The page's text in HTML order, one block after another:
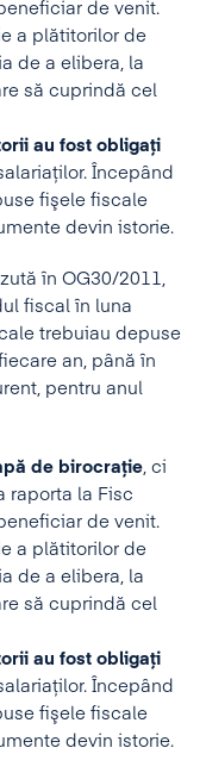
de venit.
a plătitorilor de
de a elibera, la
să cuprindă cel
au fost obligaţi
Începând
fişele fiscale
devin istorie.
în OG30/2011,
fiscal în luna
trebuiau depuse
an, până în
pentru anul
de birocraţie, ci
raporta la Fisc
de venit.
a plătitorilor de
de a elibera, la
să cuprindă cel
au fost obligaţi
Începând
fişele fiscale
devin istorie.